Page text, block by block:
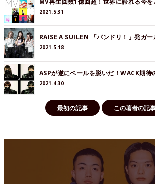
2021.5.31
RAISE A SUILEN 「バンドリ！」発ガー
2021.5.18
ASPが遂にベールを脱いだ！WACK期待
2021.4.30
最初の記事 この著者の記